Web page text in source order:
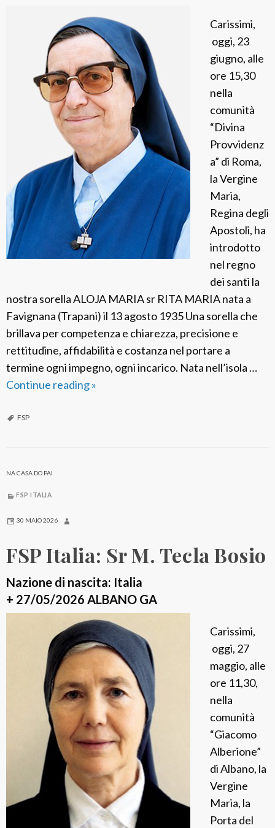
Carissimi,
oggi, 23
giugno, alle
ore 15,30
nella
comunità
“Divina
Provvidenz
a” di Roma,
la Vergine
Maria,
Regina degli
Apostoli, ha
introdotto
nel regno
dei santi la
nostra sorella ALOJA MARIA sr RITA MARIA nata a
Favignana (Trapani) il 13 agosto 1935 Una sorella che
brillava per competenza e chiarezza, precisione e
rettitudine, affidabilità e costanza nel portare a
termine ogni impegno, ogni incarico. Nata nell’isola …
Continue readingF
S
r
R
t
a
a
a
A
o
j
a
»
FSP
NA CASA DO PAI
FSP ITALIA
30 MAIO 2026
FSP Italia: Sr M. Tecla Bosio
Nazione di nascita: Italia
+ 27/05/2026 ALBANO GA
Carissimi,
oggi, 27
maggio, alle
ore 11,30,
nella
comunità
“Giacomo
Alberione”
di Albano, la
Vergine
Maria, la
Porta del